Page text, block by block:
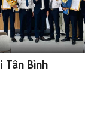
Tân Bình